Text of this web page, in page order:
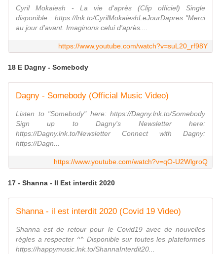
Cyril Mokaiesh - La vie d'après (Clip officiel) Single
disponible : https://lnk.to/CyrilMokaieshLeJourDapres "Merci
au jour d'avant. Imaginons celui d'après....
https://www.youtube.com/watch?v=suL20_rf98Y
18 E Dagny - Somebody
Dagny - Somebody (Official Music Video)
Listen to "Somebody" here: https://Dagny.lnk.to/Somebody
Sign up to Dagny's Newsletter here:
https://Dagny.lnk.to/Newsletter Connect with Dagny:
https://Dagn...
https://www.youtube.com/watch?v=qO-U2WlgroQ
17 - Shanna - Il Est interdit 2020
Shanna - il est interdit 2020 (Covid 19 Video)
Shanna est de retour pour le Covid19 avec de nouvelles
régles a respecter ^^ Disponible sur toutes les plateformes
https://happymusic.lnk.to/ShannaInterdit20...